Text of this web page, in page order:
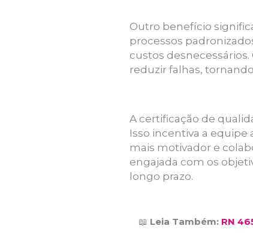
Outro benefício
processos
custos
reduzir falhas,
A certificação de
Isso incentiva a
mais motivador e
engajada com os
longo prazo.
📖 Leia Também: RN